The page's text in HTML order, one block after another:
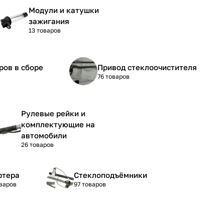
Модули и катушки
зажигания
13 товаров
в сборе Привод стеклоочистителя
76 товаров
Рулевые рейки и
комплектующие на
автомобили
26 товаров
Стеклоподъёмники
97 товаров